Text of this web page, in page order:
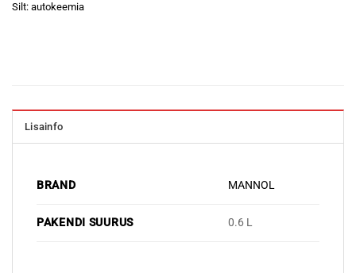
Silt: autokeemia
Lisainfo
BRAND MANNOL
PAKENDI SUURUS 0.6 L